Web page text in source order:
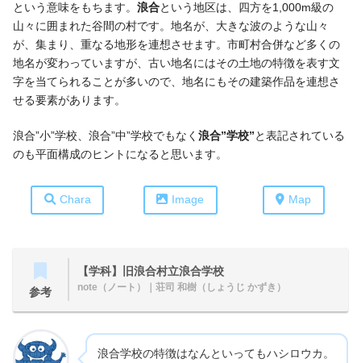
という意味をもちます。 浪合という地区は、四方を1,000m級の
山々に囲まれた谷間の村です。地名が、大きな波のような山々
が、集まり、重なる地形を連想させます。市町村合併など多くの
地名が変わっていますが、古い地名にはその土地の特徴を表す文
字を当てられることが多いので、地名にもその建築作品を連想さ
せる要素があります。
浪合”小”学校、浪合”中”学校でもなく 浪合”学校”と表記されている
のも平面構成のヒントになると思います。
Chara Image Map
参考
【学科】旧浪合村立浪合学校
note（ノート） ｜荘司 和樹（しょうじ かずき）
浪合学校の特徴はなんといってもハシロウカ。